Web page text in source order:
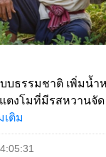
บบธรรมชาติ เพิ่มน้
ตงโมที่มีรสหวานจัด
เติม